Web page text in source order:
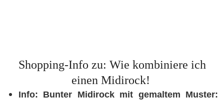
Shopping-Info zu: Wie kombiniere ich
einen Midirock!
Info: Bunter Midirock mit gemaltem Muster: